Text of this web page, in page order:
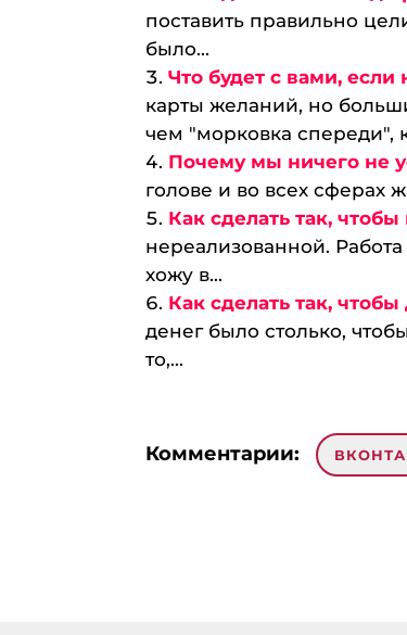
поставить правильно
было...
Что будет с вами, если
карты желаний, но
чем "морковка спереди",
Почему мы ничего не
голове и во всех сферах
Как сделать так,
нереализованной.
хожу в...
Как сделать так,
денег было столько,
то,...
Комментарии: